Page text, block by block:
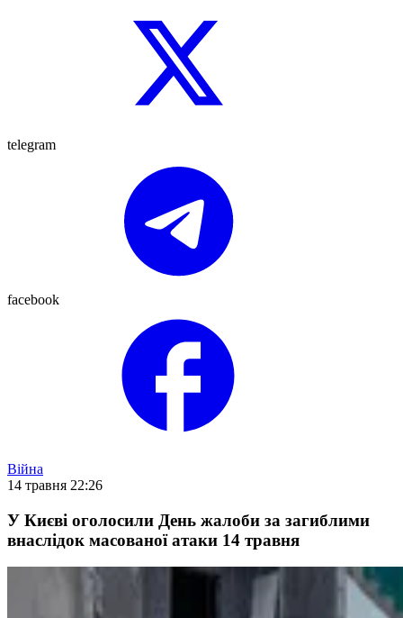
telegram
facebook
Війна
14 травня 22:26
У Києві оголосили День жалоби за загиблими
внаслідок масованої атаки 14 травня